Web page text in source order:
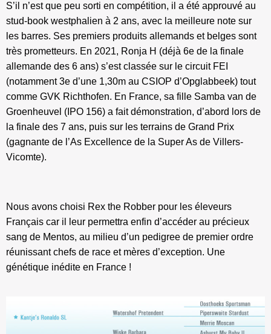
S’il n’est que peu sorti en compétition, il a été approuvé au
stud-book westphalien à 2 ans, avec la meilleure note sur
les barres. Ses premiers produits allemands et belges sont
très prometteurs. En 2021, Ronja H (déjà 6e de la finale
allemande des 6 ans) s’est classée sur le circuit FEI
(notamment 3e d’une 1,30m au CSIOP d’Opglabbeek) tout
comme GVK Richthofen. En France, sa fille Samba van de
Groenheuvel (IPO 156) a fait démonstration, d’abord lors de
la finale des 7 ans, puis sur les terrains de Grand Prix
(gagnante de l’As Excellence de la Super As de Villers-
Vicomte).
Nous avons choisi Rex the Robber pour les éleveurs
Français car il leur permettra enfin d’accéder au précieux
sang de Mentos, au milieu d’un pedigree de premier ordre
réunissant chefs de race et mères d’exception. Une
génétique inédite en France !